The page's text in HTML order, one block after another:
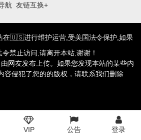
航 友链互换+
在🇺🇸进行维护运营,受美国法令保护,如果
禁止访问,请离开本站,谢谢！
网友发布上传。如果您发现本站的某些内
容侵犯了您的的版权，请联系我们删除
VIP 公告 登录